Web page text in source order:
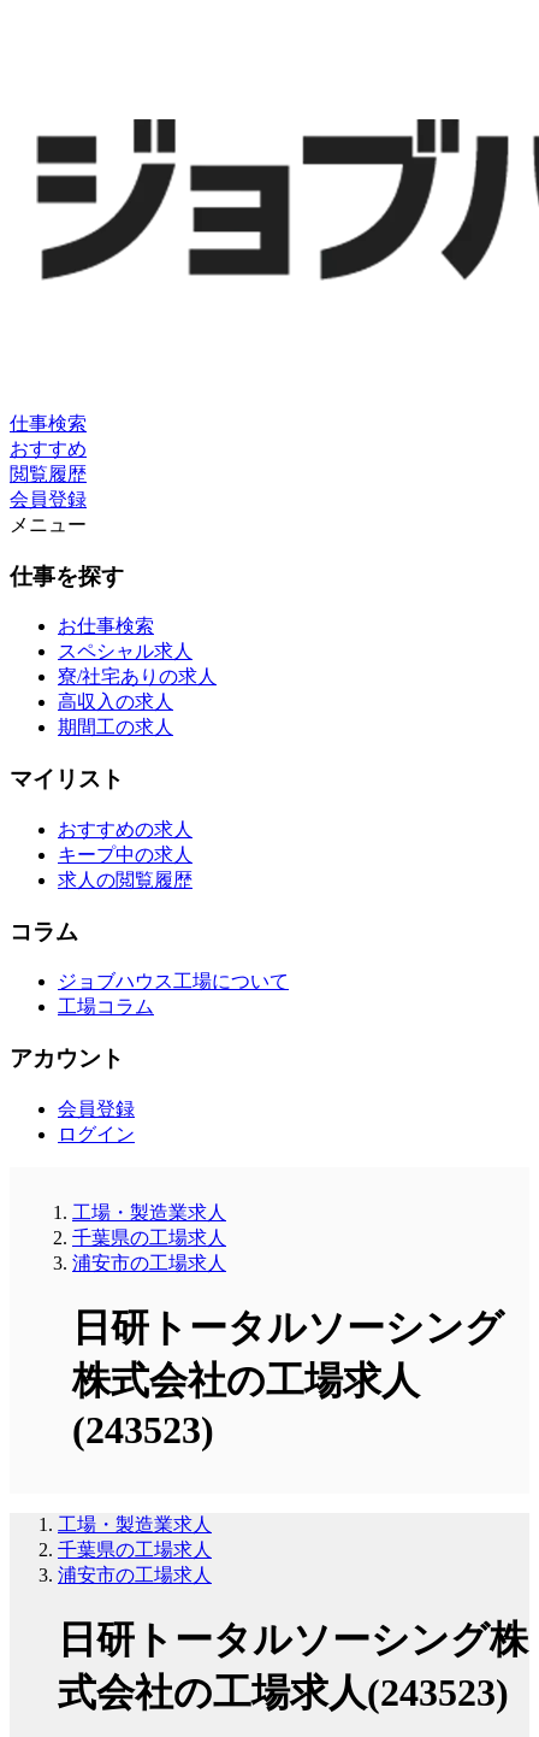
仕事検索
おすすめ
閲覧履歴
会員登録
メニュー
仕事を探す
お仕事検索
スペシャル求人
寮/社宅ありの求人
高収入の求人
期間工の求人
マイリスト
おすすめの求人
キープ中の求人
求人の閲覧履歴
コラム
ジョブハウス工場について
工場コラム
アカウント
会員登録
ログイン
工場・製造業求人
千葉県の工場求人
浦安市の工場求人
日研トータルソーシング
株式会社の工場求人
(243523)
工場・製造業求人
千葉県の工場求人
浦安市の工場求人
日研トータルソーシング株
式会社の工場求人(243523)